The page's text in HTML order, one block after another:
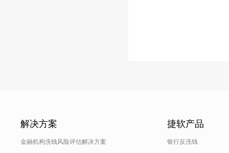
解决方案
金融机构洗钱风险评估解决方案
捷软产品
银行反洗钱